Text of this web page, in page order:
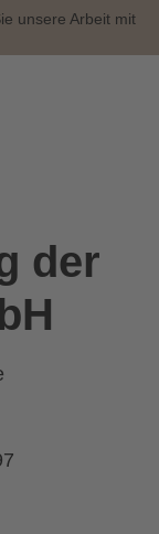
unsere Arbeit mit
der